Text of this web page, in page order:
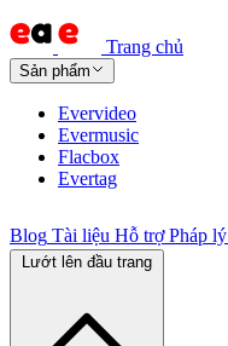
Trang chủ
Sản phẩm
Evervideo
Evermusic
Flacbox
Evertag
Blog Tài liệu Hỗ trợ Pháp lý
Lướt lên đầu trang